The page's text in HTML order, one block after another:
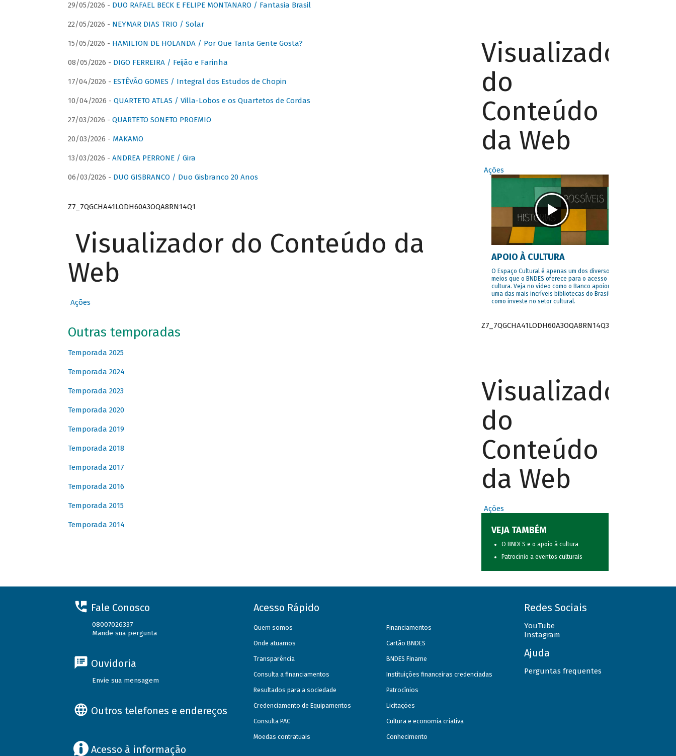
29/05/2026 - DUO RAFAEL BECK E FELIPE MONTANARO / Fantasia Brasil
22/05/2026 - NEYMAR DIAS TRIO / Solar
15/05/2026 - HAMILTON DE HOLANDA / Por Que Tanta Gente Gosta?
08/05/2026 - DIGO FERREIRA / Feijão e Farinha
17/04/2026 - ESTÊVÃO GOMES / Integral dos Estudos de Chopin
10/04/2026 - QUARTETO ATLAS / Villa-Lobos e os Quartetos de Cordas
27/03/2026 - QUARTETO SONETO PROEMIO
20/03/2026 - MAKAMO
13/03/2026 - ANDREA PERRONE / Gira
06/03/2026 - DUO GISBRANCO / Duo Gisbranco 20 Anos
Z7_7QGCHA41LODH60A3OQA8RN14Q1
Visualizador do Conteúdo da
Web
Ações
Outras temporadas
Temporada 2025
Temporada 2024
Temporada 2023
Temporada 2020
Temporada 2019
Temporada 2018
Temporada 2017
Temporada 2016
Temporada 2015
Temporada 2014
Visualizador
do
Conteúdo
da Web
Ações
APOIO À CULTURA
O Espaço Cultural é apenas um dos diversos
meios que o BNDES oferece para o acesso à
cultura. Veja no vídeo como o Banco apoiou
uma das mais incríveis bibliotecas do Brasil e
como investe no setor cultural.
Z7_7QGCHA41LODH60A3OQA8RN14Q3
Visualizador
do
Conteúdo
da Web
Ações
VEJA TAMBÉM
O BNDES e o apoio à cultura
Patrocínio a eventos culturais
Fale Conosco
08007026337
Mande sua pergunta
Ouvidoria
Envie sua mensagem
Outros telefones e endereços
Acesso à informação
Acesso Rápido
Quem somos
Onde atuamos
Transparência
Consulta a financiamentos
Resultados para a sociedade
Credenciamento de Equipamentos
Consulta PAC
Moedas contratuais
Financiamentos
Cartão BNDES
BNDES Finame
Instituições financeiras credenciadas
Patrocínios
Licitações
Cultura e economia criativa
Conhecimento
Redes Sociais
YouTube
Instagram
Ajuda
Perguntas frequentes